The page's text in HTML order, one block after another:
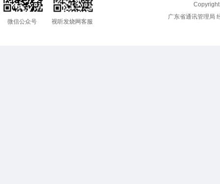
微信公众号 视听发烧网客服
广东省通讯管理局